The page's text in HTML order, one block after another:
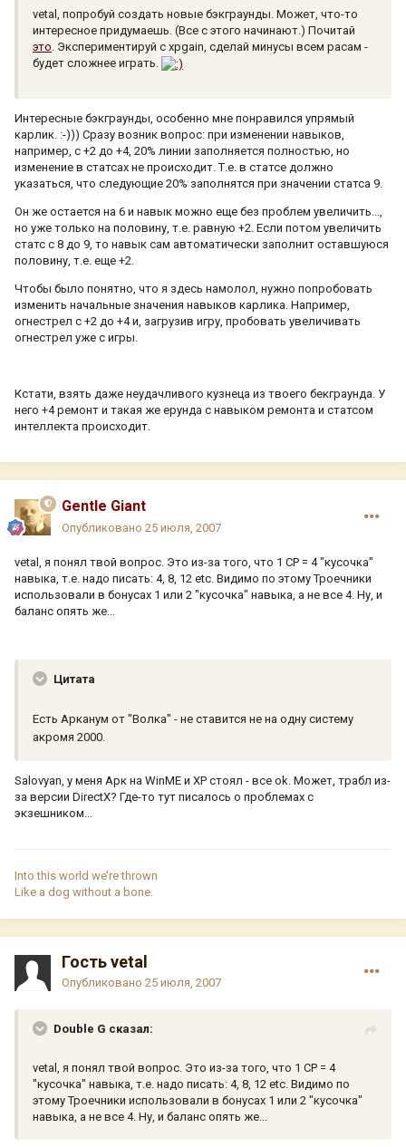
vetal, попробуй создать новые бэкграунды. Может, что-то
интересное придумаешь. (Все с этого начинают.) Почитай
это . Экспериментируй с xpgain, сделай минусы всем расам -
будет сложнее играть.
Интересные бэкграунды, особенно мне понравился упрямый
карлик. :-))) Сразу возник вопрос: при изменении навыков,
например, с +2 до +4, 20% линии заполняется полностью, но
изменение в статсах не происходит. Т.е. в статсе должно
указаться, что следующие 20% заполнятся при значении статса 9.
Он же остается на 6 и навык можно еще без проблем увеличить...,
но уже только на половину, т.е. равную +2. Если потом увеличить
статс с 8 до 9, то навык сам автоматически заполнит оставшуюся
половину, т.е. еще +2.
Чтобы было понятно, что я здесь намолол, нужно попробовать
изменить начальные значения навыков карлика. Например,
огнестрел с +2 до +4 и, загрузив игру, пробовать увеличивать
огнестрел уже с игры.
Кстати, взять даже неудачливого кузнеца из твоего бекграунда. У
него +4 ремонт и такая же ерунда с навыком ремонта и статсом
интеллекта происходит.
Gentle Giant
Опубликовано 25 июля, 2007
vetal, я понял твой вопрос. Это из-за того, что 1 CP = 4 "кусочка"
навыка, т.е. надо писать: 4, 8, 12 etc. Видимо по этому Троечники
использовали в бонусах 1 или 2 "кусочка" навыка, а не все 4. Ну, и
баланс опять же...
Цитата
Есть Арканум от "Волка" - не ставится не на одну систему
акромя 2000.
Salovyan, у меня Арк на WinME и XP стоял - все ok. Может, трабл из-
за версии DirectX? Где-то тут писалось о проблемах с
экзешником...
Into this world we’re thrown
Like a dog without a bone.
Гость vetal
Опубликовано 25 июля, 2007
Double G сказал:
vetal, я понял твой вопрос. Это из-за того, что 1 CP = 4
"кусочка" навыка, т.е. надо писать: 4, 8, 12 etc. Видимо по
этому Троечники использовали в бонусах 1 или 2 "кусочка"
навыка, а не все 4. Ну, и баланс опять же...